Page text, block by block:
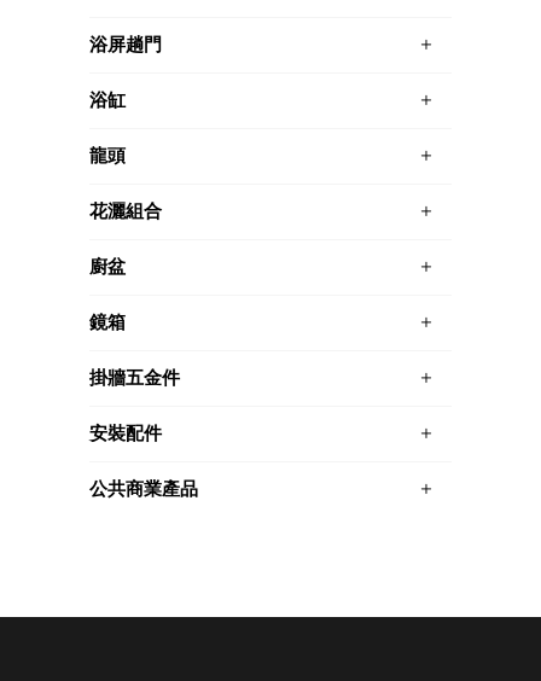
浴屏趟門
浴缸
龍頭
花灑組合
廚盆
鏡箱
掛牆五金件
安裝配件
公共商業產品